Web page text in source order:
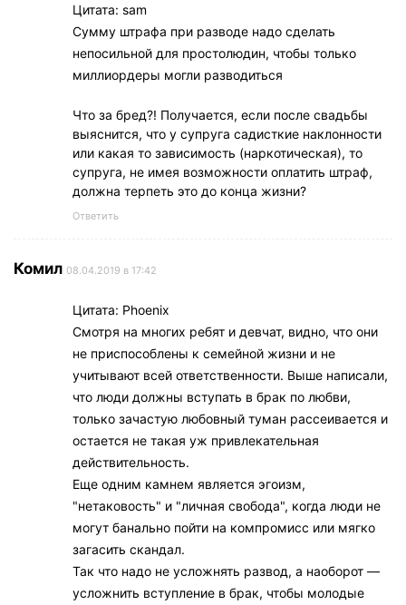
Цитата: sam
Сумму штрафа при разводе надо сделать
непосильной для простолюдин, чтобы только
миллиордеры могли разводиться
Что за бред?! Получается, если после свадьбы
выяснится, что у супруга садисткие наклонности
или какая то зависимость (наркотическая), то
супруга, не имея возможности оплатить штраф,
должна терпеть это до конца жизни?
Ответить
Комил 08.04.2019 в 17:42
Цитата: Phoenix
Смотря на многих ребят и девчат, видно, что они
не приспособлены к семейной жизни и не
учитывают всей ответственности. Выше написали,
что люди должны вступать в брак по любви,
только зачастую любовный туман рассеивается и
остается не такая уж привлекательная
действительность.
Еще одним камнем является эгоизм,
"нетаковость" и "личная свобода", когда люди не
могут банально пойти на компромисс или мягко
загасить скандал.
Так что надо не усложнять развод, а наоборот —
усложнить вступление в брак, чтобы молодые